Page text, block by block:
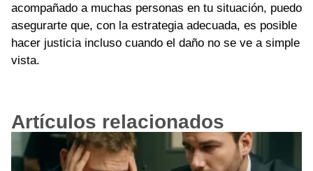
acompañado a muchas personas en tu situación, puedo
asegurarte que, con la estrategia adecuada, es posible
hacer justicia incluso cuando el daño no se ve a simple
vista.
Artículos relacionados